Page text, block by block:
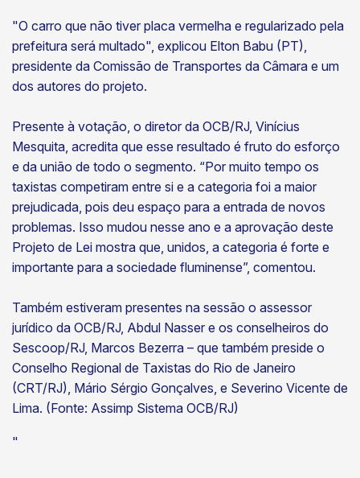
"O carro que não tiver placa vermelha e regularizado pela
prefeitura será multado", explicou Elton Babu (PT),
presidente da Comissão de Transportes da Câmara e um
dos autores do projeto.
Presente à votação, o diretor da OCB/RJ, Vinícius
Mesquita, acredita que esse resultado é fruto do esforço
e da união de todo o segmento. “Por muito tempo os
taxistas competiram entre si e a categoria foi a maior
prejudicada, pois deu espaço para a entrada de novos
problemas. Isso mudou nesse ano e a aprovação deste
Projeto de Lei mostra que, unidos, a categoria é forte e
importante para a sociedade fluminense”, comentou.
Também estiveram presentes na sessão o assessor
jurídico da OCB/RJ, Abdul Nasser e os conselheiros do
Sescoop/RJ, Marcos Bezerra – que também preside o
Conselho Regional de Taxistas do Rio de Janeiro
(CRT/RJ), Mário Sérgio Gonçalves, e Severino Vicente de
Lima. (Fonte: Assimp Sistema OCB/RJ)
"